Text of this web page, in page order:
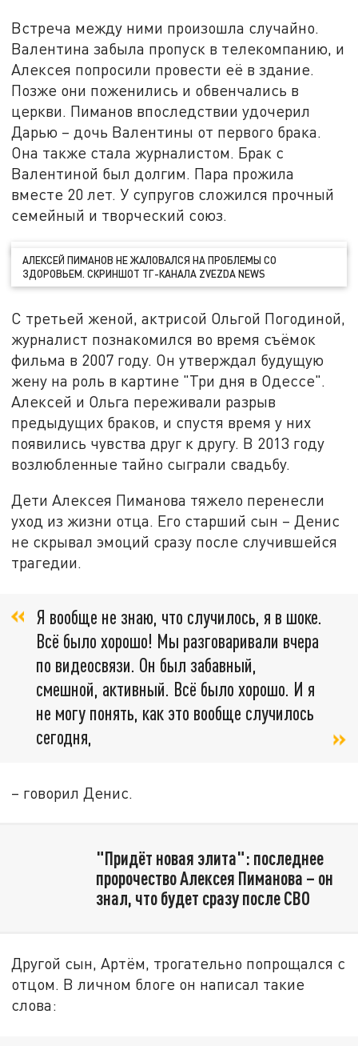
Встреча между ними произошла случайно.
Валентина забыла пропуск в телекомпанию, и
Алексея попросили провести её в здание.
Позже они поженились и обвенчались в
церкви. Пиманов впоследствии удочерил
Дарью – дочь Валентины от первого брака.
Она также стала журналистом. Брак с
Валентиной был долгим. Пара прожила
вместе 20 лет. У супругов сложился прочный
семейный и творческий союз.
АЛЕКСЕЙ ПИМАНОВ НЕ ЖАЛОВАЛСЯ НА ПРОБЛЕМЫ СО
ЗДОРОВЬЕМ. СКРИНШОТ ТГ-КАНАЛА ZVEZDA NEWS
С третьей женой, актрисой Ольгой Погодиной,
журналист познакомился во время съёмок
фильма в 2007 году. Он утверждал будущую
жену на роль в картине "Три дня в Одессе".
Алексей и Ольга переживали разрыв
предыдущих браков, и спустя время у них
появились чувства друг к другу. В 2013 году
возлюбленные тайно сыграли свадьбу.
Дети Алексея Пиманова тяжело перенесли
уход из жизни отца. Его старший сын – Денис
не скрывал эмоций сразу после случившейся
трагедии.
Я вообще не знаю, что случилось, я в шоке.
Всё было хорошо! Мы разговаривали вчера
по видеосвязи. Он был забавный,
смешной, активный. Всё было хорошо. И я
не могу понять, как это вообще случилось
сегодня,
– говорил Денис.
"Придёт новая элита": последнее
пророчество Алексея Пиманова – он
знал, что будет сразу после СВО
Другой сын, Артём, трогательно попрощался с
отцом. В личном блоге он написал такие
слова: